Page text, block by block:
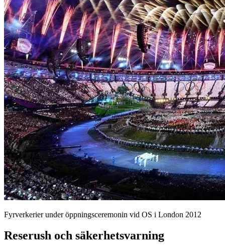
Fyrverkerier under öppningsceremonin vid OS i London 2012
Reserush och säkerhetsvarning